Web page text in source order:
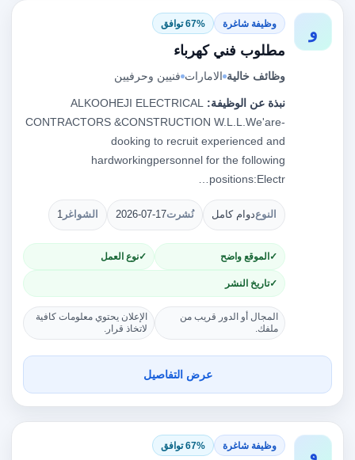
و وظيفة شاغرة 67% توافق
مطلوب فني كهرباء
وظائف خالية الامارات فنيين وحرفيين
نبذة عن الوظيفة:
ALKOOHEJI ELECTRICAL
CONTRACTORS &CONSTRUCTION W.L.L.We'are-
dooking to recruit experienced and
hardworkingpersonnel for the following
positions:Electr…
النوعدوام كامل نُشرت2026-07-17 الشواغر 1
الموقع واضح نوع العمل
تاريخ النشر
المجال أو الدور قريب من
ملفك.
الإعلان يحتوي معلومات كافية
لاتخاذ قرار.
عرض التفاصيل
و وظيفة شاغرة 67% توافق